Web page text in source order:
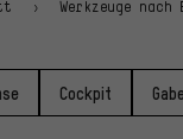
Werkzeuge nach
Cockpit